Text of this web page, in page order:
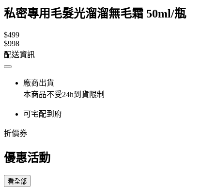
私密專用毛髮光溜溜無毛霜 50ml/瓶
$499
$998
配送資訊
廠商出貨
本商品不受24h到貨限制
可宅配到府
折價券
優惠活動
看全部